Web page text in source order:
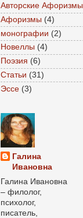
Авторские Афоризмы
Афоризмы (4)
монографии (2)
Новеллы (4)
Поэзия (6)
Статьи (31)
Эссе (3)
Галина
Ивановна
Галина Ивановна
– филолог,
психолог,
писатель,